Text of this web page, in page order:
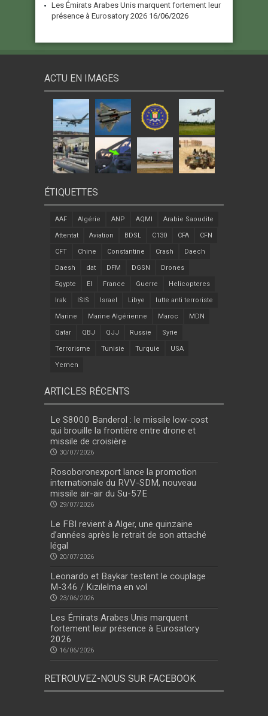
Les Émirats Arabes Unis marquent fortement leur
présence à Eurosatory 2026 16/06/2026
ACTU EN IMAGES
ÉTIQUETTES
AAF Algérie ANP AQMI Arabie Saoudite
Attentat Aviation BDSL C130 CFA CFN
CFT Chine Constantine Crash Daech
Daesh dat DFM DGSN Drones
Egypte EI France Guerre Helicopteres
Irak ISIS Israel Libye lutte anti terroriste
Marine Marine Algérienne Maroc MDN
Qatar QBJ QJJ Russie Syrie
Terrorisme Tunisie Turquie USA
Yemen
ARTICLES RÉCENTS
Le S8000 Banderol : le missile low-cost
qui brouille la frontière entre drone et
missile de croisière
30/07/2026
Rosoboronexport lance la promotion
internationale du RVV-SDM, nouveau
missile air-air du Su-57E
29/07/2026
Le FBI revient à Alger, une quinzaine
d’années après le retrait de son attaché
légal
20/07/2026
Leonardo et Baykar testent le couplage
M-346 / Kızılelma en vol
23/06/2026
Les Émirats Arabes Unis marquent
fortement leur présence à Eurosatory
2026
16/06/2026
RETROUVEZ-NOUS SUR FACEBOOK